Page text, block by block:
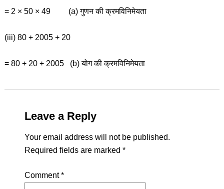
= 2 × 50 × 49 (a) गुणन की क्रमविनिमेयता
(iii) 80 + 2005 + 20
= 80 + 20 + 2005 (b) योग की क्रमविनिमेयता
Leave a Reply
Your email address will not be published.
Required fields are marked *
Comment*